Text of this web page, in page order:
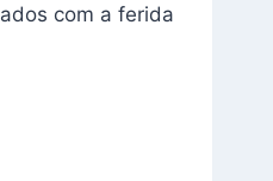
com a ferida